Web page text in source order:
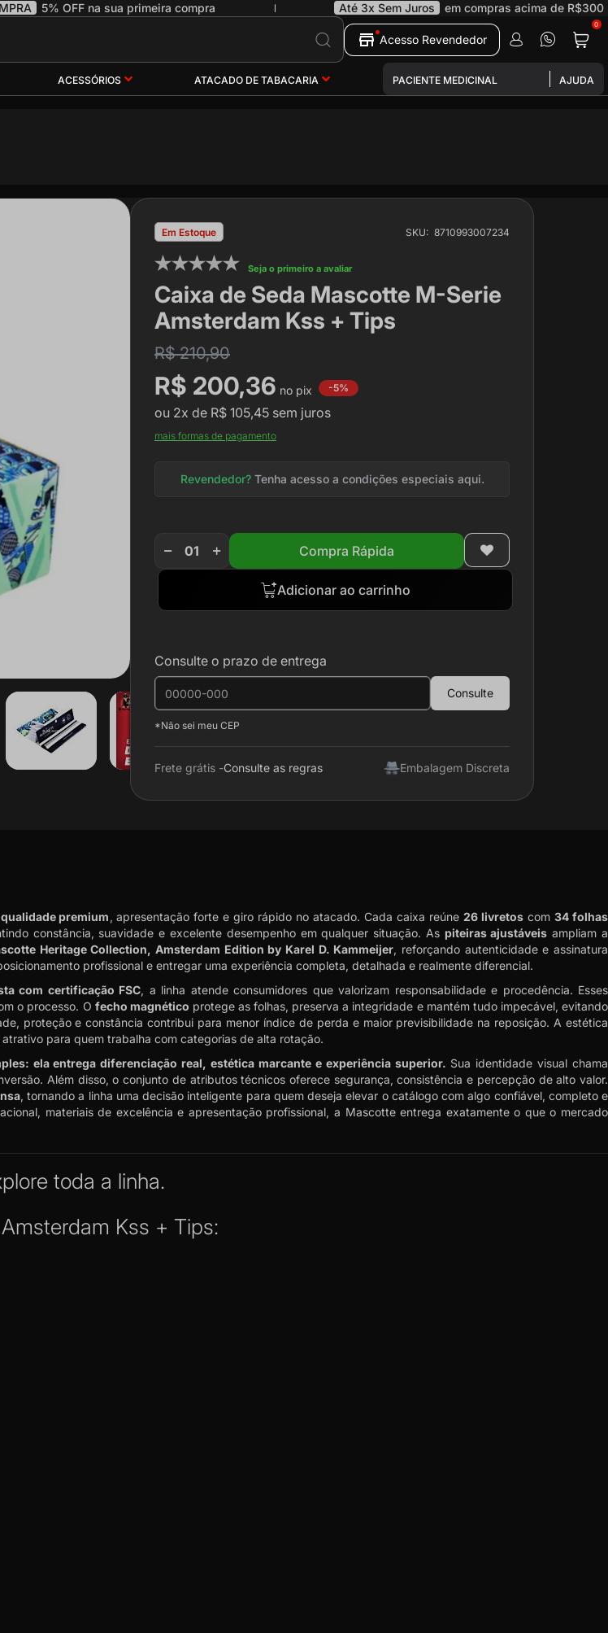
5% OFF na sua primeira compra Até 3x Sem Juros em compras acima de R$300
PesquisaAcesso Revendedor
0
ACESSÓRIOS ATACADO DE TABACARIA PACIENTE MEDICINAL AJUDA
Em Estoque SKU 8710993007234
Seja o primeiro a avaliar
Caixa de Seda Mascotte M-Serie
Amsterdam Kss + Tips
R$ 210,90
R$ 200,36 -5%
ou 2x de R$ 105,45 sem juros
mais formas de pagamento
Revendedor?Tenha acesso a condições especiais aqui.
Compra Rápida
Adicionar ao carrinho
Consulte o prazo de entrega
Consulte
*Não sei meu CEP
Frete grátis -Consulte as regras Embalagem Discreta
qualidade premium , apresentação forte e giro rápido no atacado. Cada caixa reúne26 livretos com34 folhas
constância, suavidade e excelente desempenho em qualquer situação. As piteiras ajustáveis ampliam a
Heritage Collection, Amsterdam Edition by Karel D. Kammeijer, reforçando autenticidade e assinatura
profissional e entregar uma experiência completa, detalhada e realmente diferencial.
com certificação FSC, a linha atende consumidores que valorizam responsabilidade e procedência. Esses
o processo. O fecho magnético protege as folhas, preserva a integridade e mantém tudo impecável, evitando
proteção e constância contribui para menor índice de perda e maior previsibilidade na reposição. A estética
para quem trabalha com categorias de alta rotação.
ela entrega diferenciação real, estética marcante e experiência superior. Sua identidade visual chama
Além disso, o conjunto de atributos técnicos oferece segurança, consistência e percepção de alto valor.
, tornando a linha uma decisão inteligente para quem deseja elevar o catálogo com algo confiável, completo e
materiais de excelência e apresentação profissional, a Mascotte entrega exatamente o que o mercado
toda a linha.
Kss + Tips: